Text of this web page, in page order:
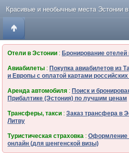
Красивые и необычные места Эстонии
Отели в Эстонии : Бронирование отелей
Авиабилеты : Покупка авиабилетов из
и Европы с оплатой картами российских
Аренда автомобиля : Поиск и
Прибалтике (Эстония) по лучшим ценам
Трансферы, такси : Заказ трансфера в
Литву
Туристическая страховка : Оформление
онлайн (для шенгенской визы)